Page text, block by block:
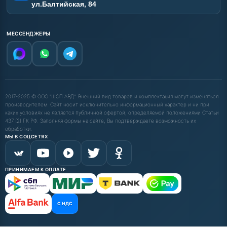
ул.Балтийская, 84
МЕССЕНДЖЕРЫ
2017-2025 © ООО "ШОП АВД". Внешний вид товаров и комплектация могут изменяться
производителем. Сайт носит исключительно информационный характер и ни при
каких условиях не является публичной офертой, определяемой положениями Статьи
437 (2) ГК РФ. Заполняя формы на сайте, Вы подтверждаете возможность их
обработки.
МЫ В СОЦСЕТЯХ
ПРИНИМАЕМ К ОПЛАТЕ
С НДС